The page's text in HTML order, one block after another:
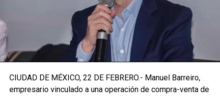
CIUDAD DE MÉXICO, 22 DE FEBRERO.- Manuel Barreiro,
empresario vinculado a una operación de compra-venta de